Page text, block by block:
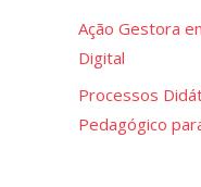
Ação Gestora
Digital
Processos
Pedagógico